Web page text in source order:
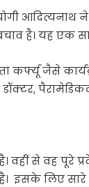
है। यह एक
जैसे
पैरामेडिकल
वहीं से वह पूरे
इसके लिए सारे